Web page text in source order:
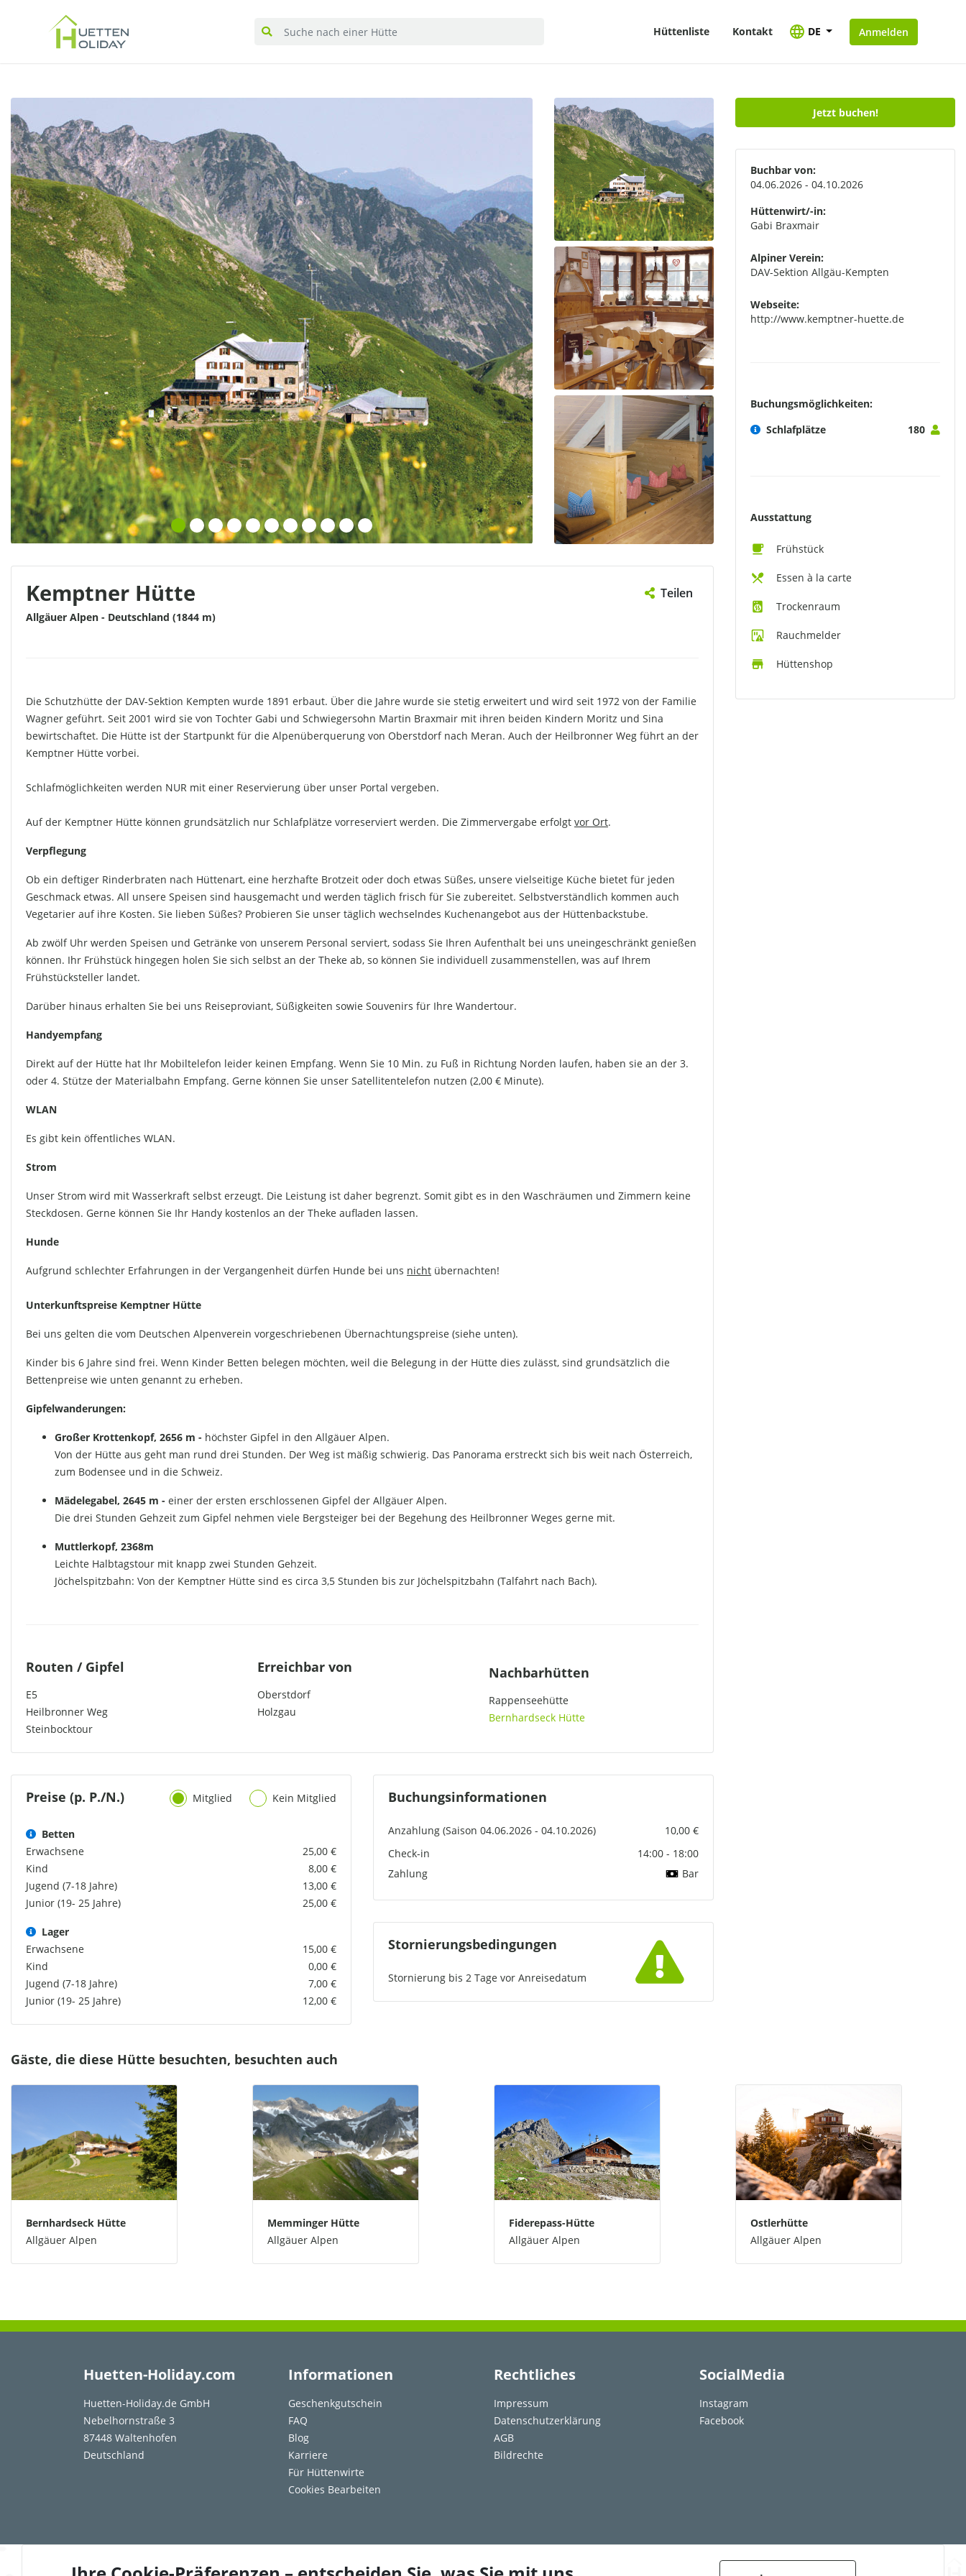
Hüttenliste Kontakt DE Anmelden
Kemptner Hütte Teilen
Allgäuer Alpen - Deutschland (1844 m)
Die Schutzhütte der DAV-Sektion Kempten wurde 1891 erbaut. Über die Jahre wurde sie stetig erweitert und wird seit 1972 von der Familie
Wagner geführt. Seit 2001 wird sie von Tochter Gabi und Schwiegersohn Martin Braxmair mit ihren beiden Kindern Moritz und Sina
bewirtschaftet. Die Hütte ist der Startpunkt für die Alpenüberquerung von Oberstdorf nach Meran. Auch der Heilbronner Weg führt an der
Kemptner Hütte vorbei.
Schlafmöglichkeiten werden NUR mit einer Reservierung über unser Portal vergeben.
Auf der Kemptner Hütte können grundsätzlich nur Schlafplätze vorreserviert werden. Die Zimmervergabe erfolgt vor Ort.
Verpflegung
Ob ein deftiger Rinderbraten nach Hüttenart, eine herzhafte Brotzeit oder doch etwas Süßes, unsere vielseitige Küche bietet für jeden
Geschmack etwas. All unsere Speisen sind hausgemacht und werden täglich frisch für Sie zubereitet. Selbstverständlich kommen auch
Vegetarier auf ihre Kosten. Sie lieben Süßes? Probieren Sie unser täglich wechselndes Kuchenangebot aus der Hüttenbackstube.
Ab zwölf Uhr werden Speisen und Getränke von unserem Personal serviert, sodass Sie Ihren Aufenthalt bei uns uneingeschränkt genießen
können. Ihr Frühstück hingegen holen Sie sich selbst an der Theke ab, so können Sie individuell zusammenstellen, was auf Ihrem
Frühstücksteller landet.
Darüber hinaus erhalten Sie bei uns Reiseproviant, Süßigkeiten sowie Souvenirs für Ihre Wandertour.
Handyempfang
Direkt auf der Hütte hat Ihr Mobiltelefon leider keinen Empfang. Wenn Sie 10 Min. zu Fuß in Richtung Norden laufen, haben sie an der 3.
oder 4. Stütze der Materialbahn Empfang. Gerne können Sie unser Satellitentelefon nutzen (2,00 € Minute).
WLAN
Es gibt kein öffentliches WLAN.
Strom
Unser Strom wird mit Wasserkraft selbst erzeugt. Die Leistung ist daher begrenzt. Somit gibt es in den Waschräumen und Zimmern keine
Steckdosen. Gerne können Sie Ihr Handy kostenlos an der Theke aufladen lassen.
Hunde
Aufgrund schlechter Erfahrungen in der Vergangenheit dürfen Hunde bei uns nicht übernachten!
Unterkunftspreise Kemptner Hütte
Bei uns gelten die vom Deutschen Alpenverein vorgeschriebenen Übernachtungspreise (siehe unten).
Kinder bis 6 Jahre sind frei. Wenn Kinder Betten belegen möchten, weil die Belegung in der Hütte dies zulässt, sind grundsätzlich die
Bettenpreise wie unten genannt zu erheben.
Gipfelwanderungen:
Großer Krottenkopf, 2656 m - höchster Gipfel in den Allgäuer Alpen.
Von der Hütte aus geht man rund drei Stunden. Der Weg ist mäßig schwierig. Das Panorama erstreckt sich bis weit nach Österreich,
zum Bodensee und in die Schweiz.
Mädelegabel, 2645 m - einer der ersten erschlossenen Gipfel der Allgäuer Alpen.
Die drei Stunden Gehzeit zum Gipfel nehmen viele Bergsteiger bei der Begehung des Heilbronner Weges gerne mit.
Muttlerkopf, 2368m
Leichte Halbtagstour mit knapp zwei Stunden Gehzeit.
Jöchelspitzbahn: Von der Kemptner Hütte sind es circa 3,5 Stunden bis zur Jöchelspitzbahn (Talfahrt nach Bach).
Routen / Gipfel
E5
Heilbronner Weg
Steinbocktour
Erreichbar von
Oberstdorf
Holzgau
Nachbarhütten
Rappenseehütte
Bernhardseck Hütte
Preise (p. P./N.) Mitglied Kein Mitglied
Betten
Erwachsene
25,00 €
Kind
8,00 €
Jugend (7-18 Jahre)
13,00 €
Junior (19- 25 Jahre)
25,00 €
Lager
Erwachsene
15,00 €
Kind
0,00 €
Jugend (7-18 Jahre)
7,00 €
Junior (19- 25 Jahre)
12,00 €
Buchungsinformationen
Anzahlung (Saison 04.06.2026 - 04.10.2026)
10,00 €
Check-in
14:00 - 18:00
Zahlung
Bar
Stornierungsbedingungen
Stornierung bis 2 Tage vor Anreisedatum
Jetzt buchen!
Buchbar von:
04.06.2026 - 04.10.2026
Hüttenwirt/-in:
Gabi Braxmair
Alpiner Verein:
DAV-Sektion Allgäu-Kempten
Webseite:
http://www.kemptner-huette.de
Buchungsmöglichkeiten:
Schlafplätze
180
Ausstattung
Frühstück
Essen à la carte
Trockenraum
Rauchmelder
Hüttenshop
Gäste, die diese Hütte besuchten, besuchten auch
Bernhardseck Hütte
Allgäuer Alpen
Memminger Hütte
Allgäuer Alpen
Fiderepass-Hütte
Allgäuer Alpen
Ostlerhütte
Allgäuer Alpen
Huetten-Holiday.com
Huetten-Holiday.de GmbH
Nebelhornstraße 3
87448 Waltenhofen
Deutschland
Informationen
Geschenkgutschein
FAQ
Blog
Karriere
Für Hüttenwirte
Cookies Bearbeiten
Rechtliches
Impressum
Datenschutzerklärung
AGB
Bildrechte
SocialMedia
Instagram
Facebook